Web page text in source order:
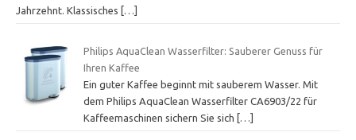
Jahrzehnt. Klassisches
[…]
Philips AquaClean Wasserfilter: Sauberer Genuss für
Ihren Kaffee
Ein guter Kaffee beginnt mit sauberem Wasser. Mit
dem Philips AquaClean Wasserfilter CA6903/22 für
Kaffeemaschinen sichern Sie sich
[…]